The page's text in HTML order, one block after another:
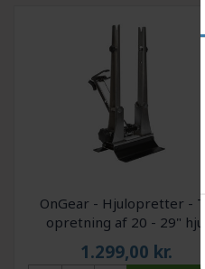
OnGear - Hjulopretter - Til
opretning af 20 - 29" hjul
1.299,00 kr.